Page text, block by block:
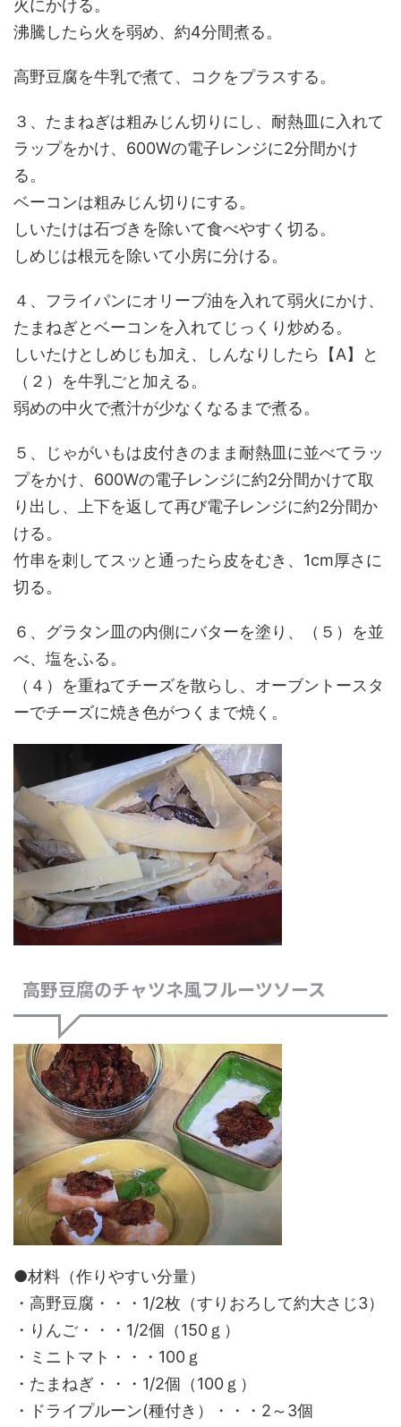
火にかける。
沸騰したら火を弱め、約4分間煮る。
高野豆腐を牛乳で煮て、コクをプラスする。
３、たまねぎは粗みじん切りにし、耐熱皿に入れて
ラップをかけ、600Wの電子レンジに2分間かけ
る。
ベーコンは粗みじん切りにする。
しいたけは石づきを除いて食べやすく切る。
しめじは根元を除いて小房に分ける。
４、フライパンにオリーブ油を入れて弱火にかけ、
たまねぎとベーコンを入れてじっくり炒める。
しいたけとしめじも加え、しんなりしたら【A】と
（２）を牛乳ごと加える。
弱めの中火で煮汁が少なくなるまで煮る。
５、じゃがいもは皮付きのまま耐熱皿に並べてラッ
プをかけ、600Wの電子レンジに約2分間かけて取
り出し、上下を返して再び電子レンジに約2分間か
ける。
竹串を刺してスッと通ったら皮をむき、1cm厚さに
切る。
６、グラタン皿の内側にバターを塗り、（５）を並
べ、塩をふる。
（４）を重ねてチーズを散らし、オーブントースタ
ーでチーズに焼き色がつくまで焼く。
高野豆腐のチャツネ風フルーツソース
●材料（作りやすい分量）
・高野豆腐・・・1/2枚（すりおろして約大さじ3）
・りんご・・・1/2個（150ｇ）
・ミニトマト・・・100ｇ
・たまねぎ・・・1/2個（100ｇ）
・ドライプルーン(種付き）・・・2～3個